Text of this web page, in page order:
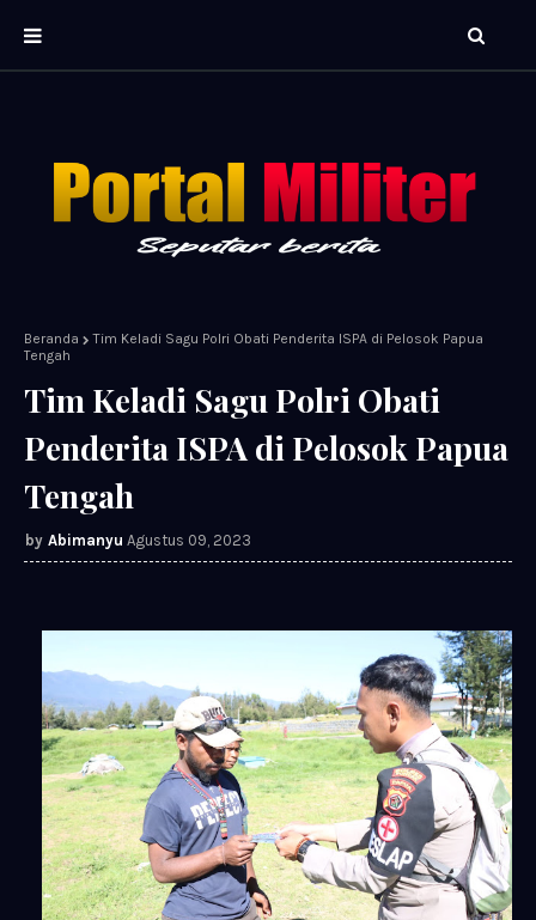
Beranda
Tim Keladi Sagu Polri Obati Penderita ISPA di Pelosok Papua
Tengah
Tim Keladi Sagu Polri Obati
Penderita ISPA di Pelosok Papua
Tengah
Abimanyu Agustus 09, 2023